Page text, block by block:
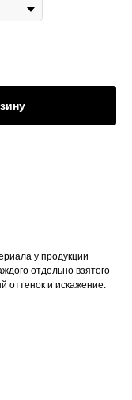
у продукции
отдельно взятого
оттенок и искажение.